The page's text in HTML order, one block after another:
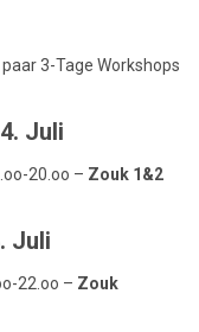
3-Tage Workshops
Juli
20.oo – Zouk 1&2
Juli
22.oo – Zouk